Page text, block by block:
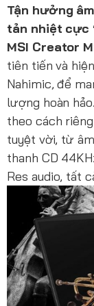
Tận hưởng
tản nhiệt cực
MSI Creator
tiên tiến và
Nahimic, để
lượng hoàn
theo cách
tuyệt vời, từ
thanh CD
Res audio, tất